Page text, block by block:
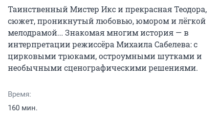
Таинственный Мистер Икс и прекрасная Теодора,
сюжет, проникнутый любовью, юмором и лёгкой
мелодрамой... Знакомая многим история — в
интерпретации режиссёра Михаила Сабелева: с
цирковыми трюками, остроумными шутками и
необычными сценографическими решениями.
Время:
160 мин.